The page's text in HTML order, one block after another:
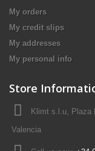
My orders
My credit slips
My addresses
My personal info
Store
Klimt s.l.u, Plaza
Valencia